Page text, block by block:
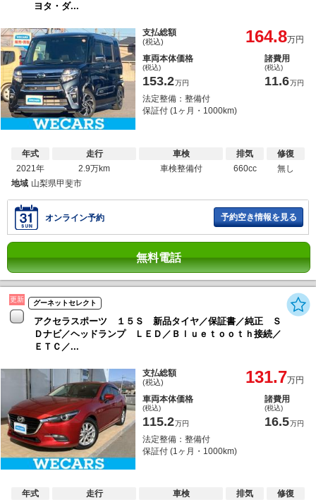
ヨタ・ダ...
支払総額
(税込) 164.8万円
車両本体価格
(税込)
153.2万円
諸費用
(税込)
11.6万円
法定整備：整備付
保証付 (1ヶ月・1000km)
年式
2021年
走行
2.9万km
車検
車検整備付
排気
660cc
修復
無し
地域 山梨県甲斐市
オンライン予約 予約空き情報を見る
無料電話
更新 グーネットセレクト
アクセラスポーツ １５Ｓ 新品タイヤ／保証書／純正 Ｓ
Ｄナビ／ヘッドランプ ＬＥＤ／Ｂｌｕｅｔｏｏｔｈ接続／
ＥＴＣ／...
支払総額
(税込) 131.7万円
車両本体価格
(税込)
115.2万円
諸費用
(税込)
16.5万円
法定整備：整備付
保証付 (1ヶ月・1000km)
年式
走行
車検
排気
修復